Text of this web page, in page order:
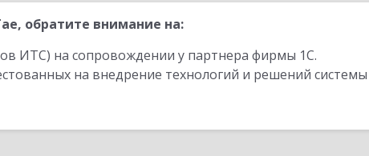
обратите внимание на:
ИТС) на сопровождении у партнера фирмы 1С.
на внедрение технологий и решений